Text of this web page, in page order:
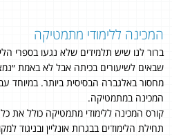
המכינה ללימודי מתמטיקה
ברור לנו שיש תלמידים שלא נגעו בספרי
שבאים לשיעורים בכיתה אבל לא באמת
מחסור באלגברה הבסיסית ביותר. במיוחד
המכינה במתמטיקה.
קורס המכינה ללימודי מתמטיקה כולל
תחילת הלימודים בבגרות אונליין ובניגוד